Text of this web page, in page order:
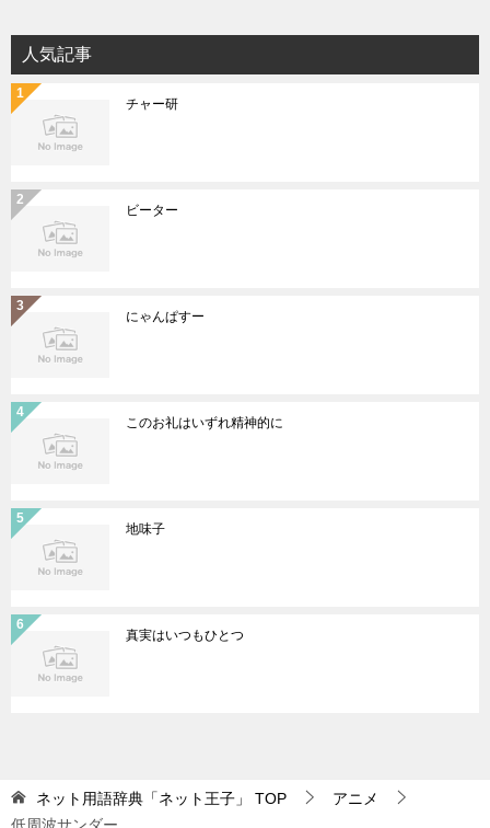
人気記事
チャー研
ビーター
にゃんぱすー
このお礼はいずれ精神的に
地味子
真実はいつもひとつ
ネット用語辞典「ネット王子」 TOP
アニメ